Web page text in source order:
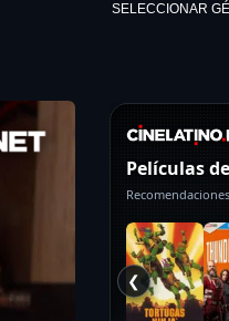
SELECCIONAR
Películas
❮